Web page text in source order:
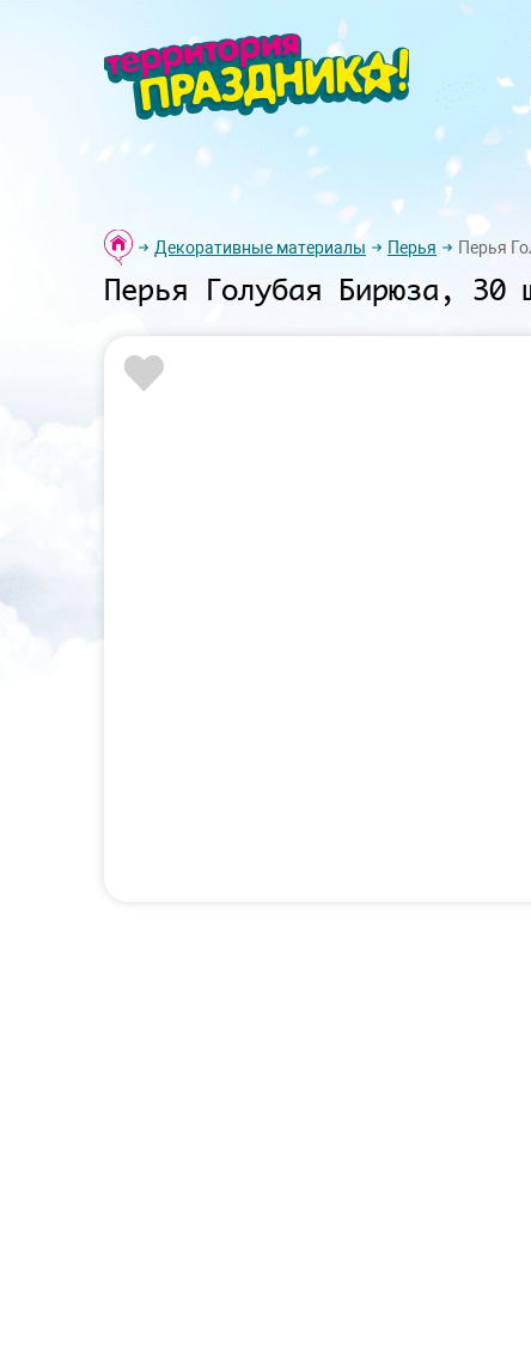
Декоративные материалы Перья Перья
Перья Голубая Бирюза, 30